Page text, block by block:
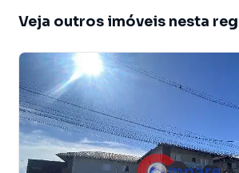
Veja outros imóveis nesta